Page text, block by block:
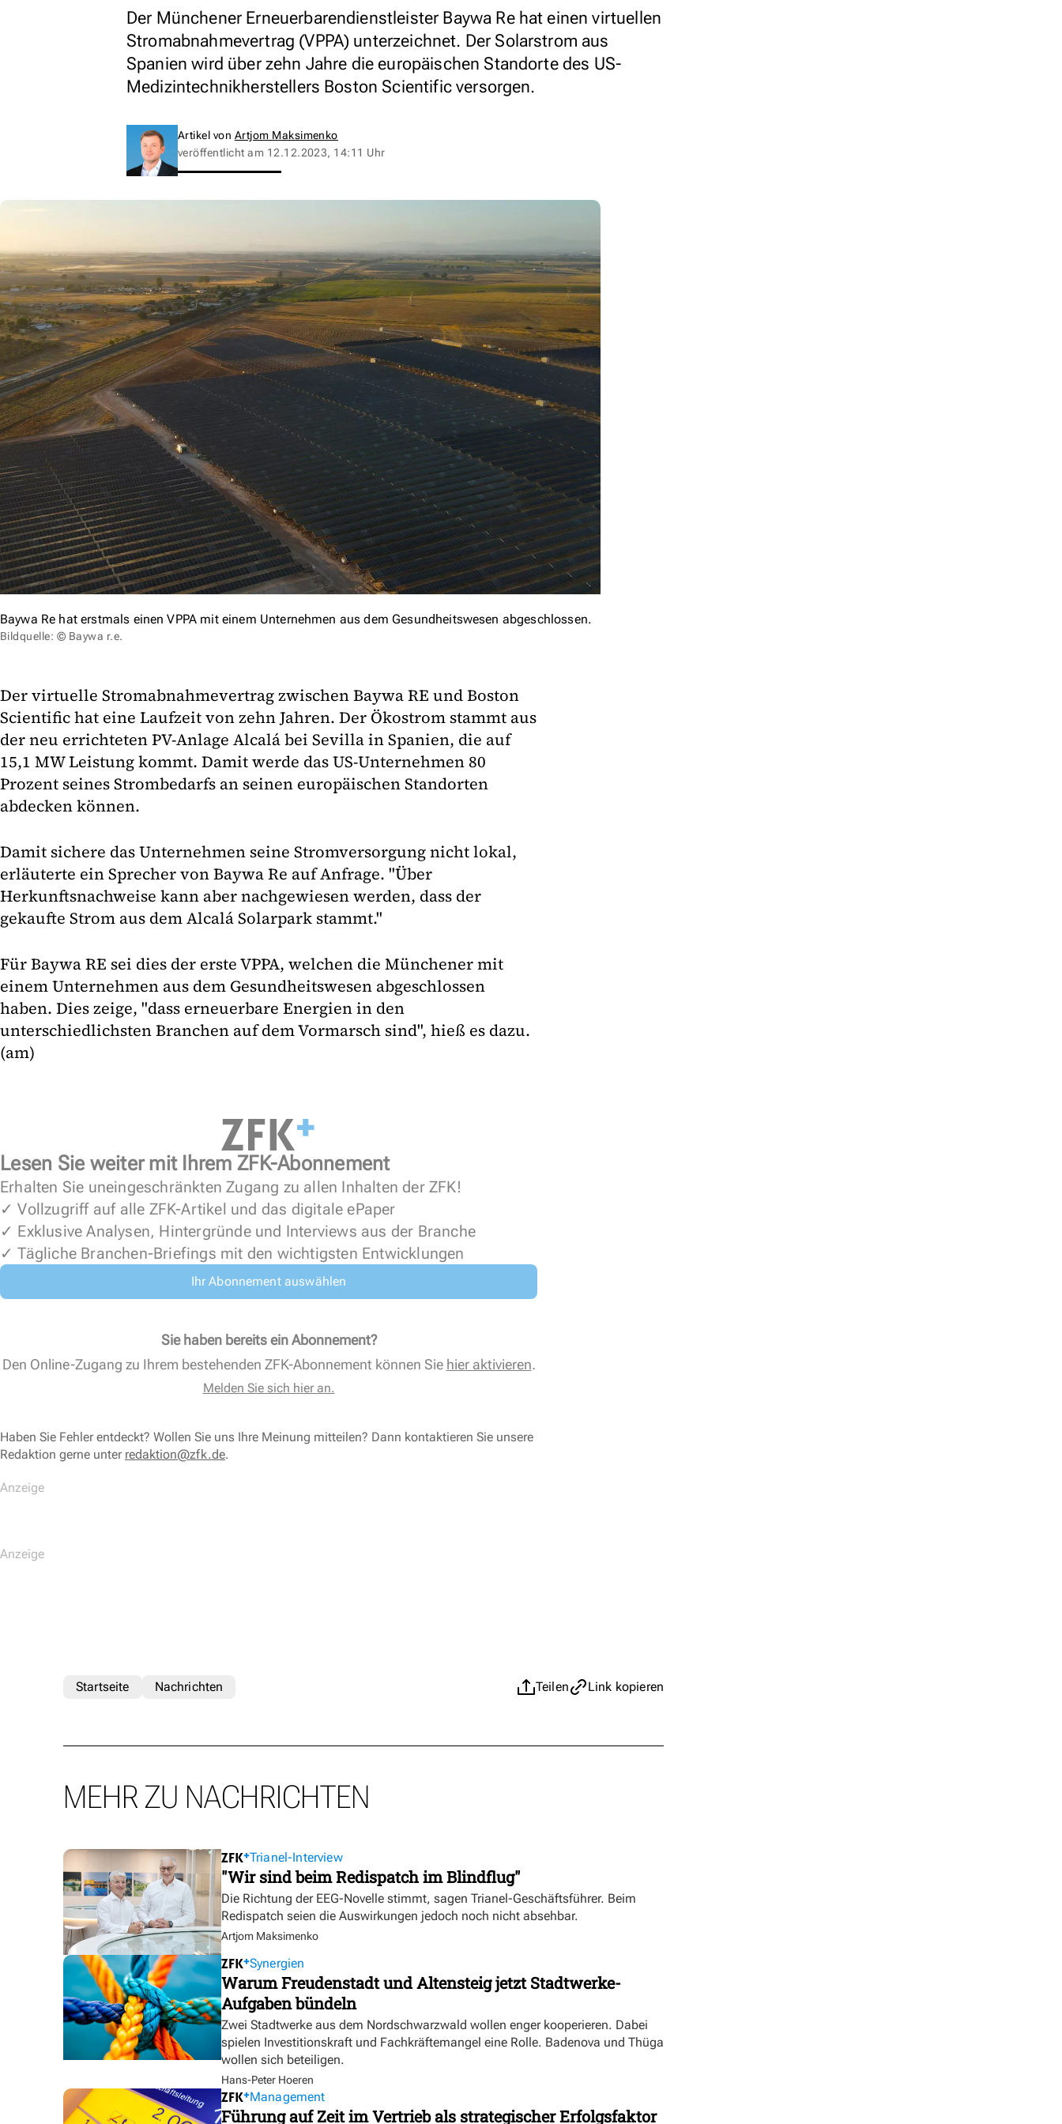
Der Münchener Erneuerbarendienstleister Baywa Re hat einen virtuellen
Stromabnahmevertrag (VPPA) unterzeichnet. Der Solarstrom aus
Spanien wird über zehn Jahre die europäischen Standorte des US-
Medizintechnikherstellers Boston Scientific versorgen.
Artikel von Artjom Maksimenko
veröffentlicht am 12.12.2023, 14:11 Uhr
Baywa Re hat erstmals einen VPPA mit einem Unternehmen aus dem Gesundheitswesen abgeschlossen.
Bildquelle: © Baywa r.e.
Der virtuelle Stromabnahmevertrag zwischen Baywa RE und Boston
Scientific hat eine Laufzeit von zehn Jahren. Der Ökostrom stammt aus
der neu errichteten PV-Anlage Alcalá bei Sevilla in Spanien, die auf
15,1 MW Leistung kommt. Damit werde das US-Unternehmen 80
Prozent seines Strombedarfs an seinen europäischen Standorten
abdecken können.
Damit sichere das Unternehmen seine Stromversorgung nicht lokal,
erläuterte ein Sprecher von Baywa Re auf Anfrage. "Über
Herkunftsnachweise kann aber nachgewiesen werden, dass der
gekaufte Strom aus dem Alcalá Solarpark stammt."
Für Baywa RE sei dies der erste VPPA, welchen die Münchener mit
einem Unternehmen aus dem Gesundheitswesen abgeschlossen
haben. Dies zeige, "dass erneuerbare Energien in den
unterschiedlichsten Branchen auf dem Vormarsch sind", hieß es dazu.
(am)
Lesen Sie weiter mit Ihrem ZFK-Abonnement
Erhalten Sie uneingeschränkten Zugang zu allen Inhalten der ZFK!
✓ Vollzugriff auf alle ZFK-Artikel und das digitale ePaper
✓ Exklusive Analysen, Hintergründe und Interviews aus der Branche
✓ Tägliche Branchen-Briefings mit den wichtigsten Entwicklungen
Ihr Abonnement auswählen
Sie haben bereits ein Abonnement?
Den Online-Zugang zu Ihrem bestehenden ZFK-Abonnement können Sie hier aktivieren.
Melden Sie sich hier an.
Haben Sie Fehler entdeckt? Wollen Sie uns Ihre Meinung mitteilen? Dann kontaktieren Sie unsere
Redaktion gerne unter redaktion@zfk.de.
Teilen Link kopieren
Startseite Nachrichten
MEHR ZU NACHRICHTEN
Trianel-Interview
"Wir sind beim Redispatch im Blindflug"
Die Richtung der EEG-Novelle stimmt, sagen Trianel-Geschäftsführer. Beim
Redispatch seien die Auswirkungen jedoch noch nicht absehbar.
Artjom Maksimenko
Synergien
Warum Freudenstadt und Altensteig jetzt Stadtwerke-
Aufgaben bündeln
Zwei Stadtwerke aus dem Nordschwarzwald wollen enger kooperieren. Dabei
spielen Investitionskraft und Fachkräftemangel eine Rolle. Badenova und Thüga
wollen sich beteiligen.
Hans-Peter Hoeren
Management
Führung auf Zeit im Vertrieb als strategischer Erfolgsfaktor